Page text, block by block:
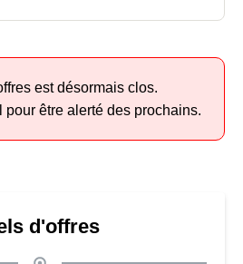
est désormais clos.
pour être alerté des prochains.
d'offres